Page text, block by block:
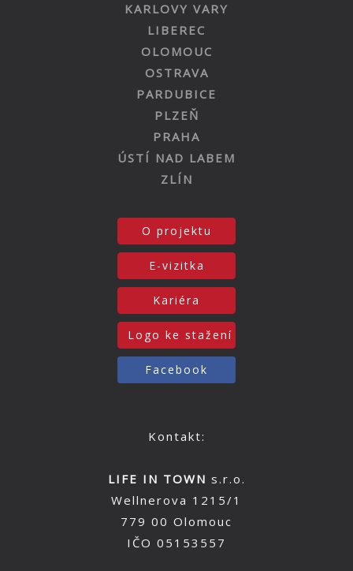
KARLOVY VARY
LIBEREC
OLOMOUC
OSTRAVA
PARDUBICE
PLZEŇ
PRAHA
ÚSTÍ NAD LABEM
ZLÍN
O projektu
E-vizitka
Kariéra
Logo ke stažení
Facebook
Kontakt:
LIFE IN TOWN s.r.o.
Wellnerova 1215/1
779 00 Olomouc
IČO 05153557